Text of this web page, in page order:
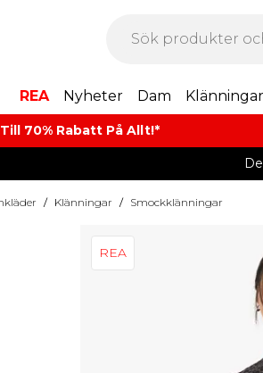
REA Nyheter Dam Klänningar
70% Rabatt På Allt!*
/ Klänningar / Smockklänningar
REA